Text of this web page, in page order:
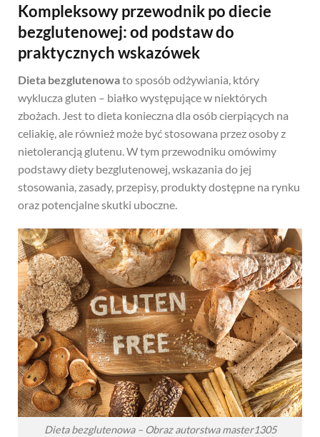
Kompleksowy przewodnik po diecie
bezglutenowej: od podstaw do
praktycznych wskazówek
Dieta bezglutenowato sposób odżywiania, który
wyklucza gluten – białko występujące w niektórych
zbożach. Jest to dieta konieczna dla osób cierpiących na
celiakię, ale również może być stosowana przez osoby z
nietolerancją glutenu. W tym przewodniku omówimy
podstawy diety bezglutenowej, wskazania do jej
stosowania, zasady, przepisy, produkty dostępne na rynku
oraz potencjalne skutki uboczne.
Dieta bezglutenowa – Obraz autorstwa master1305